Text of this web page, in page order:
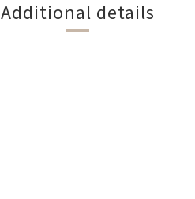
Additional details